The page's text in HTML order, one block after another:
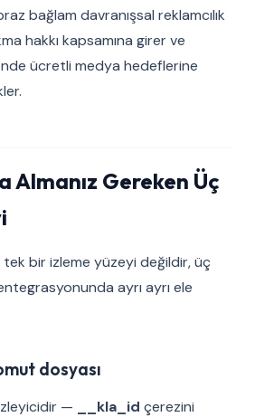
bağlam davranışsal reklamcılık
hakkı kapsamına girer ve
ücretli medya hedeflerine
Almanız Gereken Üç
tek bir izleme yüzeyi değildir, üç
ayrı ayrı ele
dosyası
— __kla_id çerezini